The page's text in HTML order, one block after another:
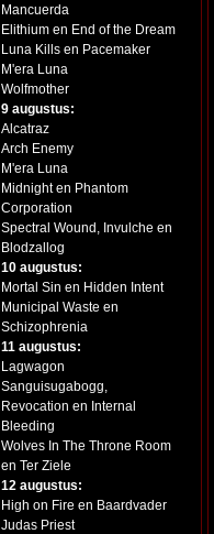
Mancuerda
Elithium en End of the Dream
Luna Kills en Pacemaker
M'era Luna
Wolfmother
9 augustus:
Alcatraz
Arch Enemy
M'era Luna
Midnight en Phantom
Corporation
Spectral Wound, Invulche en
Blodzallog
10 augustus:
Mortal Sin en Hidden Intent
Municipal Waste en
Schizophrenia
11 augustus:
Lagwagon
Sanguisugabogg,
Revocation en Internal
Bleeding
Wolves In The Throne Room
en Ter Ziele
12 augustus:
High on Fire en Baardvader
Judas Priest